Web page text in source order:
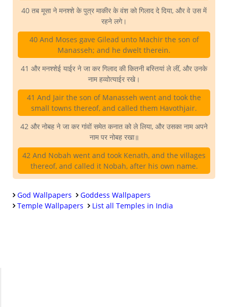
40 तब मूसा ने मनश्शे के पुत्र माकीर के वंश को गिलाद दे दिया, और वे उस में
रहने लगे।
40 And Moses gave Gilead unto Machir the son of
Manasseh; and he dwelt therein.
41 और मनश्शेई याईर ने जा कर गिलाद की कितनी बस्तियां ले लीं, और उनके
नाम हव्वोत्याईर रखे।
41 And Jair the son of Manasseh went and took the
small towns thereof, and called them Havothjair.
42 और नोबह ने जा कर गांवों समेत कनात को ले लिया, और उसका नाम अपने
नाम पर नोबह रखा॥
42 And Nobah went and took Kenath, and the villages
thereof, and called it Nobah, after his own name.
God Wallpapers
Goddess Wallpapers
Temple Wallpapers
List all Temples in India